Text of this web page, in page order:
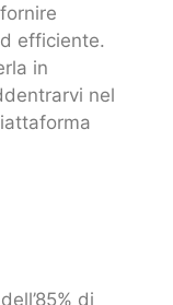
efficiente.
in
nel
di